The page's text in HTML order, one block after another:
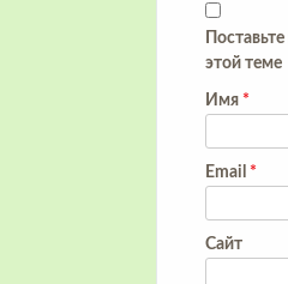
этой теме
Имя *
Email *
Сайт